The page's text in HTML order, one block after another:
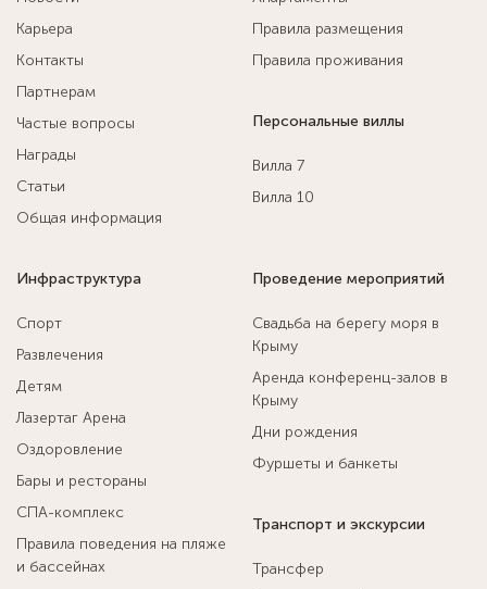
Карьера
Контакты
Партнерам
Частые вопросы
Награды
Статьи
Общая информация
Правила размещения
Правила проживания
Персональные виллы
Вилла 7
Вилла 10
Инфраструктура
Спорт
Развлечения
Детям
Лазертаг Арена
Оздоровление
Бары и рестораны
СПА-комплекс
Правила поведения на пляже
и бассейнах
Проведение мероприятий
Свадьба на берегу моря в
Крыму
Аренда конференц-залов в
Крыму
Дни рождения
Фуршеты и банкеты
Транспорт и экскурсии
Трансфер